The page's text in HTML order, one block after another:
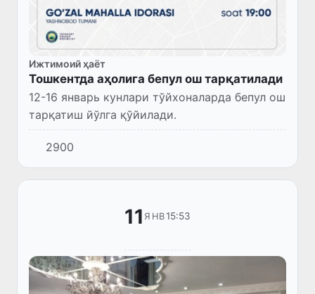
Ижтимоий ҳаёт
Тошкентда аҳолига бепул ош тарқатилади
12-16 январь кунлари тўйхоналарда бепул ош
тарқатиш йўлга қўйилади.
2900
11 ЯНВ15:53